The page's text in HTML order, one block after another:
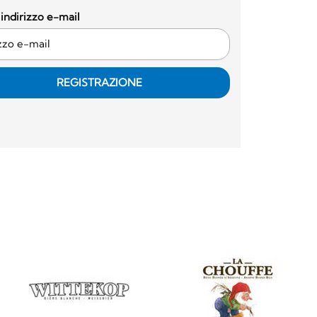
e-mail
REGISTRAZIONE